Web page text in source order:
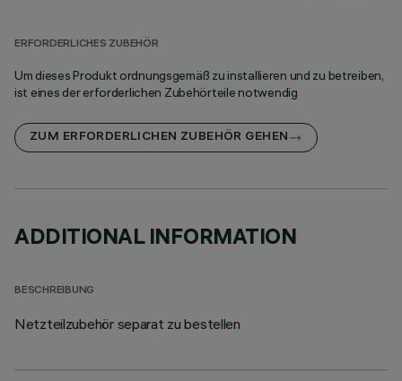
ERFORDERLICHES ZUBEHÖR
Um dieses Produkt ordnungsgemäß zu installieren und zu betreiben,
ist eines der erforderlichen Zubehörteile notwendig
ZUM ERFORDERLICHEN ZUBEHÖR GEHEN
ADDITIONAL INFORMATION
BESCHREIBUNG
Netzteilzubehör separat zu bestellen